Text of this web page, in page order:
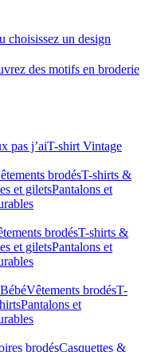
choisissez un design
des motifs en broderie
pas j’aiT-shirt Vintage
brodésT-shirts &
et giletsPantalons et
brodésT-shirts &
et giletsPantalons et
Vêtements brodésT-
Pantalons et
brodésCasquettes &